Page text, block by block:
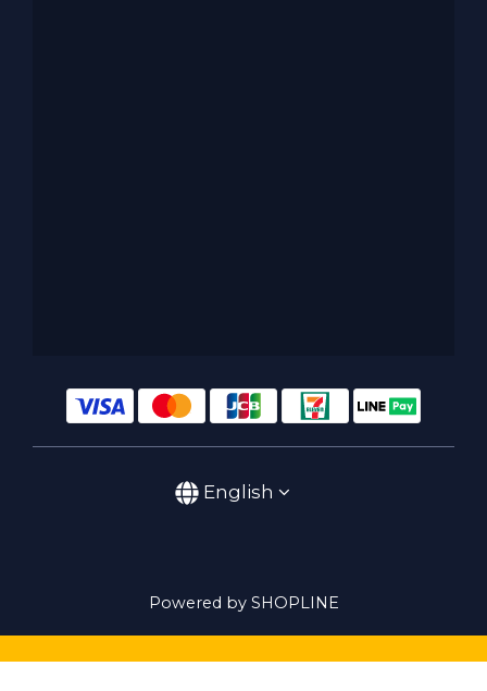
English
Powered by SHOPLINE